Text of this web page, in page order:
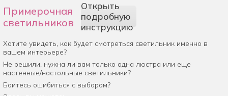
Примерочная
светильников
Открыть
подробную
инструкцию
Хотите увидеть, как будет смотреться светильник именно в
вашем интерьере?
Не решили, нужна ли вам только одна люстра или еще
настенные/настольные светильники?
Боитесь ошибиться с выбором?